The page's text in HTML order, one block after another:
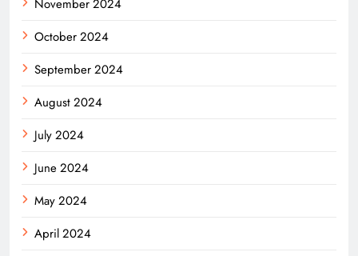
November 2024
October 2024
September 2024
August 2024
July 2024
June 2024
May 2024
April 2024